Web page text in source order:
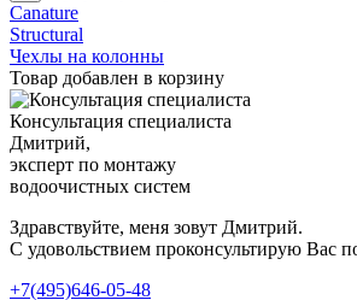
Canature
Structural
Чехлы на колонны
Товар добавлен в корзину
Консультация специалиста
Дмитрий,
эксперт по монтажу
водоочистных систем
Здравствуйте, меня зовут Дмитрий.
С удовольствием проконсультирую Вас
+7(495)646-05-48